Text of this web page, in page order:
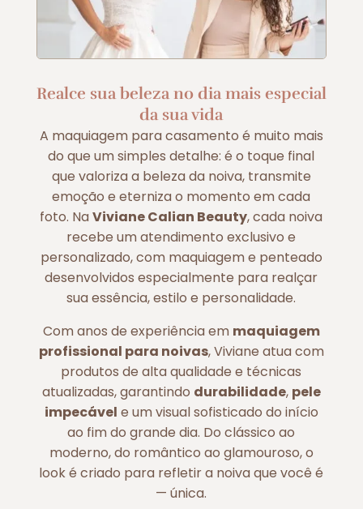
Realce sua beleza no dia mais especial
da sua vida
A maquiagem para casamento é muito mais
do que um simples detalhe: é o toque final
que valoriza a beleza da noiva, transmite
emoção e eterniza o momento em cada
foto. NaViviane Calian Beauty, cada noiva
recebe um atendimento exclusivo e
personalizado, com maquiagem e penteado
desenvolvidos especialmente para realçar
sua essência, estilo e personalidade.
Com anos de experiência em maquiagem
profissional para noivas, Viviane atua com
produtos de alta qualidade e técnicas
atualizadas, garantindo durabilidade, pele
impecável e um visual sofisticado do início
ao fim do grande dia. Do clássico ao
moderno, do romântico ao glamouroso, o
look é criado para refletir a noiva que você é
— única.